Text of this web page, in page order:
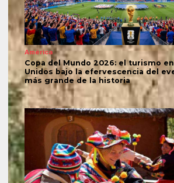
América
Copa del Mundo 2026: el turismo
Unidos bajo la efervescencia del
más grande de la historia